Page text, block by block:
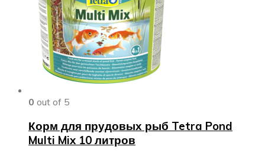
0 out of 5
Корм для прудовых рыб Tetra Pond
Multi Mix 10 литров